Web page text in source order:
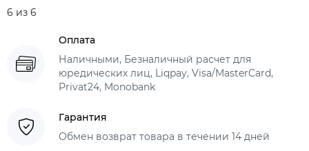
6 из 6
Оплата
Наличными, Безналичный расчет для
юредических лиц, Liqpay, Visa/MasterCard,
Privat24, Monobank
Гарантия
Обмен возврат товара в течении 14 дней